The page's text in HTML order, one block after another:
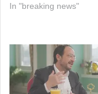
In "breaking news"